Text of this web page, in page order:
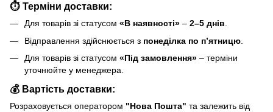
⏱ Терміни доставки:
Для товарів зі статусом «В наявності» – 2–5 днів
Відправлення здійснюється з понеділка по п’ятницю
Для товарів зі статусом «Під замовлення» – терміни
уточнюйте у менеджера.
💰 Вартість доставки:
Розраховується оператором "Нова Пошта" та залежить від